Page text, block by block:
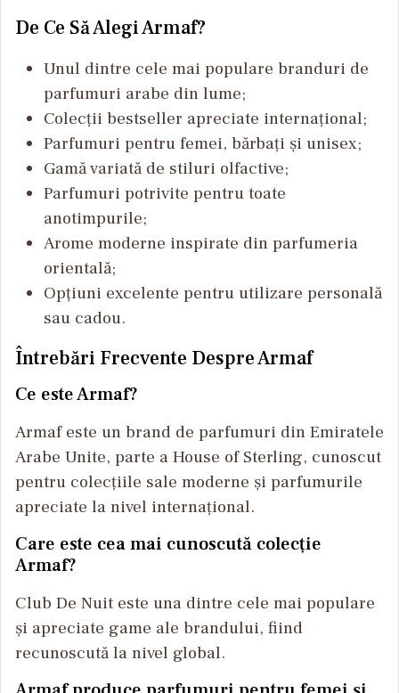
De Ce Să Alegi Armaf?
Unul dintre cele mai populare branduri de
parfumuri arabe din lume;
Colecții bestseller apreciate internațional;
Parfumuri pentru femei, bărbați și unisex;
Gamă variată de stiluri olfactive;
Parfumuri potrivite pentru toate
anotimpurile;
Arome moderne inspirate din parfumeria
orientală;
Opțiuni excelente pentru utilizare personală
sau cadou.
Întrebări Frecvente Despre Armaf
Ce este Armaf?
Armaf este un brand de parfumuri din Emiratele
Arabe Unite, parte a House of Sterling, cunoscut
pentru colecțiile sale moderne și parfumurile
apreciate la nivel internațional.
Care este cea mai cunoscută colecție
Armaf?
Club De Nuit este una dintre cele mai populare
și apreciate game ale brandului, fiind
recunoscută la nivel global.